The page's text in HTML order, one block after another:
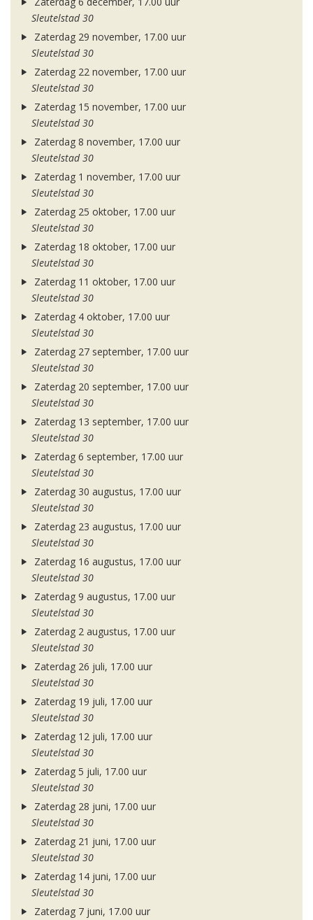
Sleutelstad 30
Zaterdag 29 november, 17.00 uur
Sleutelstad 30
Zaterdag 22 november, 17.00 uur
Sleutelstad 30
Zaterdag 15 november, 17.00 uur
Sleutelstad 30
Zaterdag 8 november, 17.00 uur
Sleutelstad 30
Zaterdag 1 november, 17.00 uur
Sleutelstad 30
Zaterdag 25 oktober, 17.00 uur
Sleutelstad 30
Zaterdag 18 oktober, 17.00 uur
Sleutelstad 30
Zaterdag 11 oktober, 17.00 uur
Sleutelstad 30
Zaterdag 4 oktober, 17.00 uur
Sleutelstad 30
Zaterdag 27 september, 17.00 uur
Sleutelstad 30
Zaterdag 20 september, 17.00 uur
Sleutelstad 30
Zaterdag 13 september, 17.00 uur
Sleutelstad 30
Zaterdag 6 september, 17.00 uur
Sleutelstad 30
Zaterdag 30 augustus, 17.00 uur
Sleutelstad 30
Zaterdag 23 augustus, 17.00 uur
Sleutelstad 30
Zaterdag 16 augustus, 17.00 uur
Sleutelstad 30
Zaterdag 9 augustus, 17.00 uur
Sleutelstad 30
Zaterdag 2 augustus, 17.00 uur
Sleutelstad 30
Zaterdag 26 juli, 17.00 uur
Sleutelstad 30
Zaterdag 19 juli, 17.00 uur
Sleutelstad 30
Zaterdag 12 juli, 17.00 uur
Sleutelstad 30
Zaterdag 5 juli, 17.00 uur
Sleutelstad 30
Zaterdag 28 juni, 17.00 uur
Sleutelstad 30
Zaterdag 21 juni, 17.00 uur
Sleutelstad 30
Zaterdag 14 juni, 17.00 uur
Sleutelstad 30
Zaterdag 7 juni, 17.00 uur